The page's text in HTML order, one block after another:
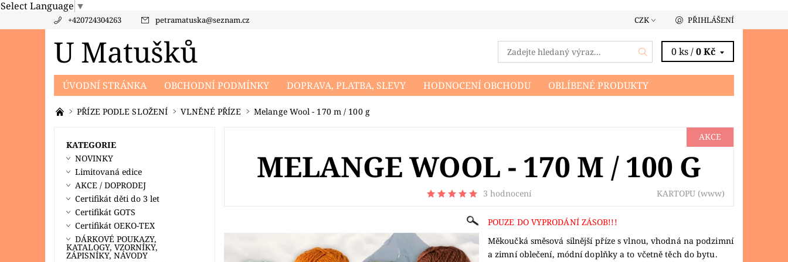
Select Language ▼
+420724304263 petramatuska@seznam.cz CZK PŘIHLÁŠENÍ
U Matušků 0 ks /0 Kč
ÚVODNÍ STRÁNKA OBCHODNÍ PODMÍNKY DOPRAVA, PLATBA, SLEVY HODNOCENÍ OBCHODU
OBLÍBENÉ PRODUKTY
PRODÁVANÉ ZNAČKY
KONTAKTY PODMÍNKY OCHRANY OSOBNÍCH ÚDAJŮ
PŘÍZE PODLE SLOŽENÍ VLNĚNÉ PŘÍZE Melange Wool - 170 m / 100 g
AKCE
MELANGE WOOL - 170 M / 100 G
3 hodnocení KARTOPU (www)
POUZE DO VYPRODÁNÍ ZÁSOB!!!
Měkoučká směsová silnější příze s vlnou, vhodná na podzimní
a zimní oblečení, módní doplňky a to včetně těch do bytu.
KATEGORIE
NOVINKY
Limitovaná edice
AKCE / DOPRODEJ
Certifikát děti do 3 let
Certifikát GOTS
Certifikát OEKO-TEX
DÁRKOVÉ POUKAZY,
KATALOGY, VZORNÍKY,
ZÁPISNÍKY, NÁVODY